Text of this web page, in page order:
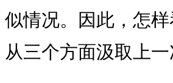
似情况。因此，怎
从三个方面汲取上